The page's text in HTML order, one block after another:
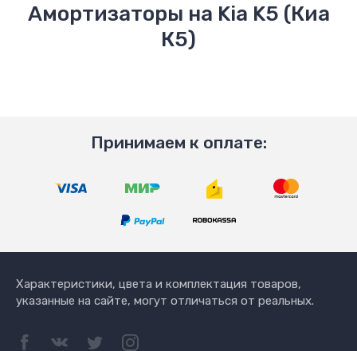
Амортизаторы на Kia K5 (Киа
К5)
Принимаем к оплате:
Характеристики, цвета и комплектация товаров,
указанные на сайте, могут отличаться от реальных.